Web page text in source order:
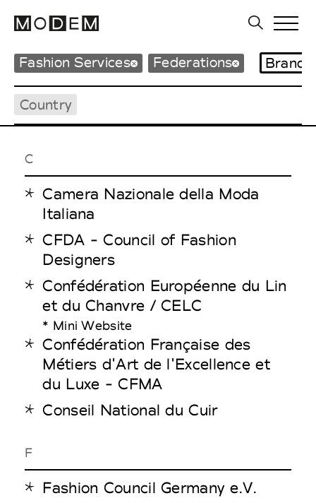
Fashion Services Federations Brands
Country
C
Camera Nazionale della Moda
Italiana
CFDA - Council of Fashion
Designers
Confédération Européenne du Lin
et du Chanvre / CELC
* Mini Website
Confédération Française des
Métiers d'Art de l'Excellence et
du Luxe - CFMA
Conseil National du Cuir
F
Fashion Council Germany e.V.